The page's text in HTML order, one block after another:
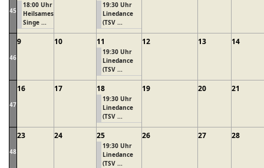
45
18:00 Uhr
Heilsames
Singe ...
19:30 Uhr
Linedance
(TSV ...
46
9 10 11
19:30 Uhr
Linedance
(TSV ...
12 13 14
47
16 17 18
19:30 Uhr
Linedance
(TSV ...
19 20 21
48
23 24 25
19:30 Uhr
Linedance
(TSV ...
26 27 28